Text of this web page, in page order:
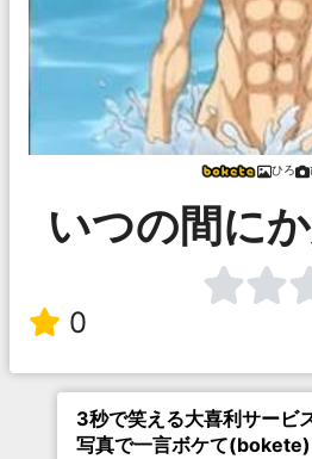
ひろ
いつの間に
0
3秒で笑える大喜利サービ
写真で一言ボケて(bokete)